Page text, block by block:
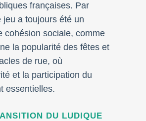
françaises. Par
jeu a toujours été un
cohésion sociale, comme
la popularité des fêtes et
de rue, où
et la participation du
essentielles.
DU LUDIQUE